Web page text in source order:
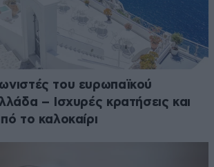
του ευρωπαϊκού
– Ισχυρές κρατήσεις και
το καλοκαίρι